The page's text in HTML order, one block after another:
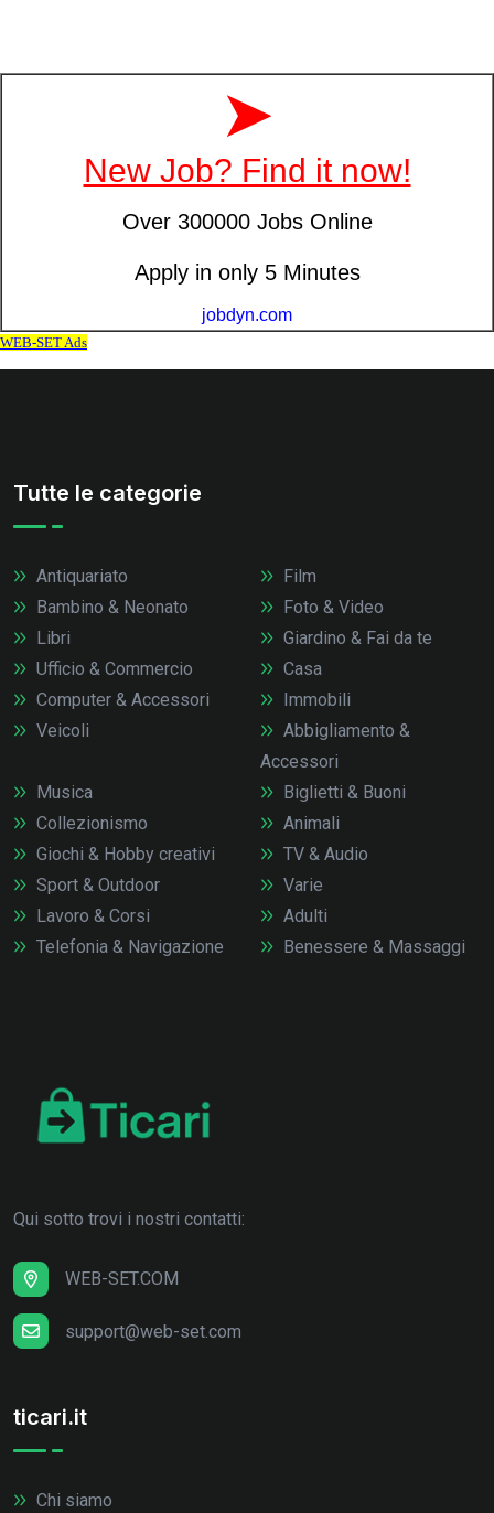
Tutte le categorie
Antiquariato
Bambino & Neonato
Libri
Ufficio & Commercio
Computer & Accessori
Veicoli
Film
Foto & Video
Giardino & Fai da te
Casa
Immobili
Abbigliamento &
Accessori
Musica
Collezionismo
Giochi & Hobby creativi
Sport & Outdoor
Lavoro & Corsi
Telefonia & Navigazione
Biglietti & Buoni
Animali
TV & Audio
Varie
Adulti
Benessere & Massaggi
Qui sotto trovi i nostri contatti:
WEB-SET.COM
support@web-set.com
ticari.it
Chi siamo